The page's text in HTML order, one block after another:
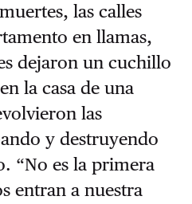
las calles
en llamas,
dejaron un cuchillo
la casa de una
las
y destruyendo
“No es la primera
entran a nuestra